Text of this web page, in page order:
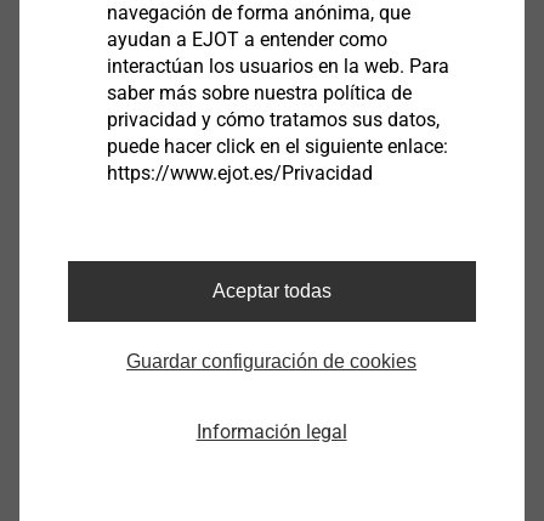
Promotora:Ebrosa
Imágenes: Ebrosa | EJOT
navegación de forma anónima, que
ayudan a EJOT a entender como
interactúan los usuarios en la web. Para
saber más sobre nuestra política de
privacidad y cómo tratamos sus datos,
puede hacer click en el siguiente enlace:
https://www.ejot.es/Privacidad
Aceptar todas
Guardar configuración de cookies
Información legal